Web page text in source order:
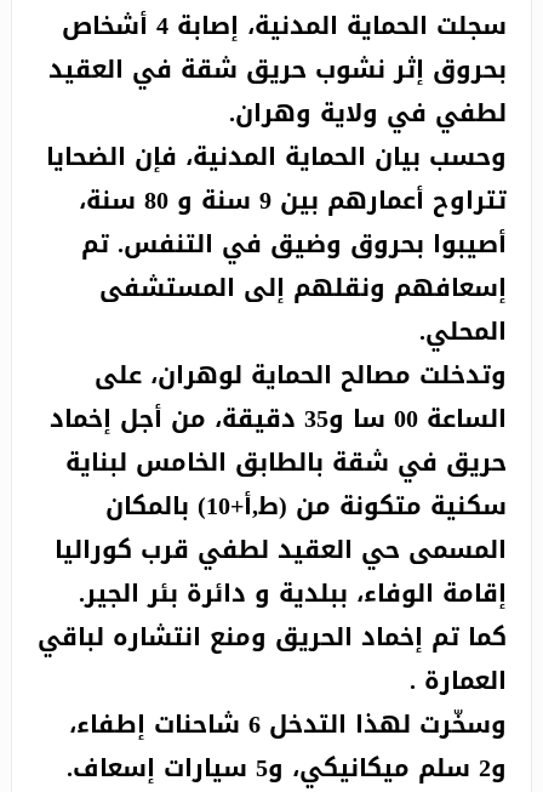
سجلت الحماية المدنية، إصابة 4 أشخاص
بحروق إثر نشوب حريق شقة في العقيد
لطفي في ولاية وهران.
وحسب بيان الحماية المدنية، فإن الضحايا
تتراوح أعمارهم بين 9 سنة و 80 سنة،
أصيبوا بحروق وضيق في التنفس. تم
إسعافهم ونقلهم إلى المستشفى
المحلي.
وتدخلت مصالح الحماية لوهران، على
الساعة 00 سا و35 دقيقة، من أجل إخماد
حريق في شقة بالطابق الخامس لبناية
سكنية متكونة من (ط,أ+10) بالمكان
المسمى حي العقيد لطفي قرب كوراليا
إقامة الوفاء، ببلدية و دائرة بئر الجير.
كما تم إخماد الحريق ومنع انتشاره لباقي
العمارة .
وسخّرت لهذا التدخل 6 شاحنات إطفاء،
و2 سلم ميكانيكي، و5 سيارات إسعاف.